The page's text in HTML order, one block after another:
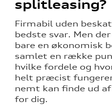
splitleasing?
Firmabil uden
bedste svar. Men
bare en økonomisk
samlet en række
hvilke fordele og
helt præcist
nemt kan finde ud
for dig.